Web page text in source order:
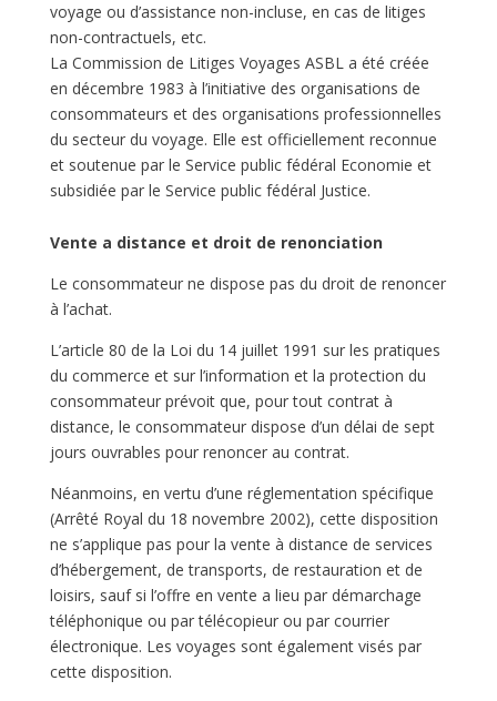
voyage ou d’assistance non-incluse, en cas de litiges
non-contractuels, etc.
La Commission de Litiges Voyages ASBL a été créée
en décembre 1983 à l’initiative des organisations de
consommateurs et des organisations professionnelles
du secteur du voyage. Elle est officiellement reconnue
et soutenue par le Service public fédéral Economie et
subsidiée par le Service public fédéral Justice.
Vente a distance et droit de renonciation
Le consommateur ne dispose pas du droit de renoncer
à l’achat.
L’article 80 de la Loi du 14 juillet 1991 sur les pratiques
du commerce et sur l’information et la protection du
consommateur prévoit que, pour tout contrat à
distance, le consommateur dispose d’un délai de sept
jours ouvrables pour renoncer au contrat.
Néanmoins, en vertu d’une réglementation spécifique
(Arrêté Royal du 18 novembre 2002), cette disposition
ne s’applique pas pour la vente à distance de services
d’hébergement, de transports, de restauration et de
loisirs, sauf si l’offre en vente a lieu par démarchage
téléphonique ou par télécopieur ou par courrier
électronique. Les voyages sont également visés par
cette disposition.